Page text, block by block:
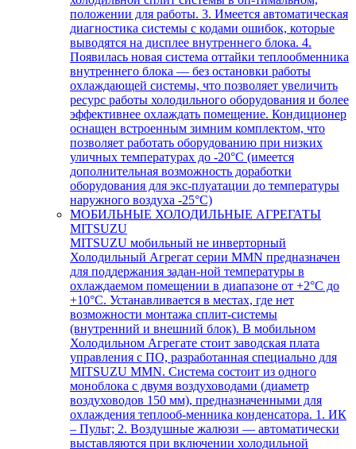
положении для работы. 3. Имеется автоматическая
диагностика системы с кодами ошибок, которые
выводятся на дисплее внутреннего блока. 4.
Появилась новая система оттайки теплообменника
внутреннего блока — без остановки работы
охлаждающей системы, что позволяет увеличить
ресурс работы холодильного оборудования и более
эффективнее охлаждать помещение. Кондиционер
оснащен встроенным зимним комплектом, что
позволяет работать оборудованию при низких
уличных температурах до -20°С (имеется
дополнительная возможность доработки
оборудования для экс-плуатации до температуры
наружного воздуха -25°С)
МОБИЛЬНЫЕ ХОЛОДИЛЬНЫЕ АГРЕГАТЫ
MITSUZU
MITSUZU мобильный не инверторный
Холодильный Агрегат серии MMN предназначен
для поддержания задан-ной температуры в
охлаждаемом помещении в диапазоне от +2°С до
+10°С. Устанавливается в местах, где нет
возможности монтажа сплит-системы
(внутренний и внешний блок). В мобильном
Холодильном Агрегате стоит заводская плата
управления с ПО, разработанная специально для
MITSUZU MMN. Система состоит из одного
моноблока с двумя воздуховодами (диаметр
воздуховодов 150 мм), предназначенными для
охлаждения теплооб-менника конденсатора. 1. ИК
– Пульт; 2. Воздушные жалюзи — автоматически
выставляются при включении холодильной